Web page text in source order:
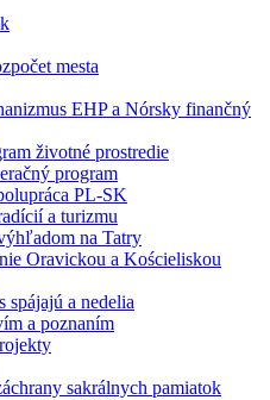
mesta
EHP a Nórsky finančný
životné prostredie
program
PL-SK
a turizmu
na Tatry
Oravickou a Kościeliskou
spájajú a nedelia
a poznaním
sakrálnych pamiatok